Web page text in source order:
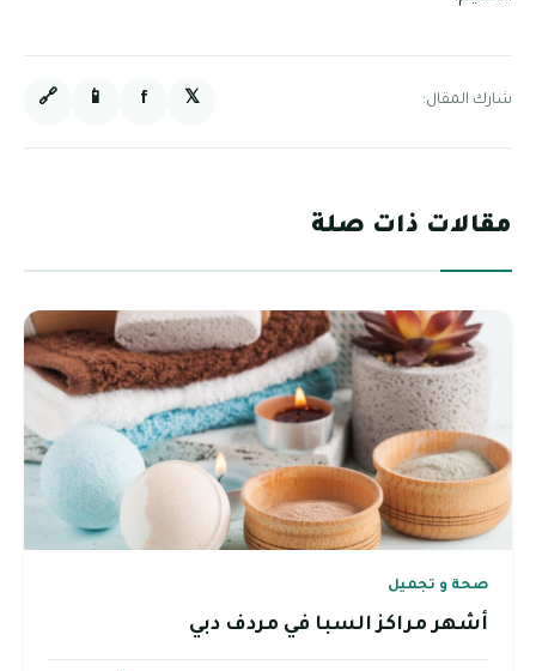
شارك المقال: 𝕏
f
📱
🔗
مقالات ذات صلة
صحة و تجميل
أشهر مراكز السبا في مردف دبي